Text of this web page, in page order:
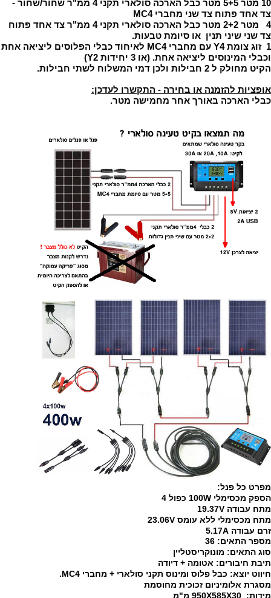
10 מטר
כבל הארכה סולארי תקני 4 ממ"ר שחור/שחור -
צד אחד פתוח צד שני מחברי MC4
4 מטר
2+2 מטר
כבל הארכה סולארי תקני 4 ממ"ר צד אחד פתוח
צד שני שיני תנין או סיומת טבעות.
1 זוג צומת Y4 עם מחברי MC4 לאיחוד כבלי הפלוסים ליציאה אחת
וכבלי המינוסים ליציאה אחת. (או 3 יחידות Y2)
הקיט מחולק ל 2 חבילות ולכן דמי המשלוח לשתי חבילות.
אופציות להזמנה או בחירה - התקשרו לעדכן:
כבלי הארכה באורך אחר מחמישה מטר.
מפרט כל פנל:
הספק מכסימלי 100W כפול 4
מתח עבודה 19.37V
מתח מכסימלי ללא עומס 23.06V
זרם עבודה 5.17 A
מספר התאים: 36
סוג התאים: מונוקריסטליין
תיבת חיבורים: אטומה + דיודה
חיווט יוצא: כבל פלוס ומינוס תקני סולארי + מחברי MC4.
מסגרת אלומיניום זכוכית מחוסמת
מידות: 950X585X30 מ"מ